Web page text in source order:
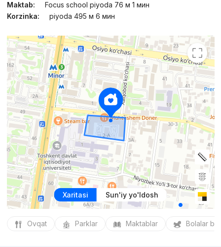
Maktab:
Focus school piyoda 76 м 1 мин
Korzinka:
piyoda 495 м 6 мин
Xaritasi Sun'iy yo'ldosh
Ovqat Parklar Maktablar Bolalar